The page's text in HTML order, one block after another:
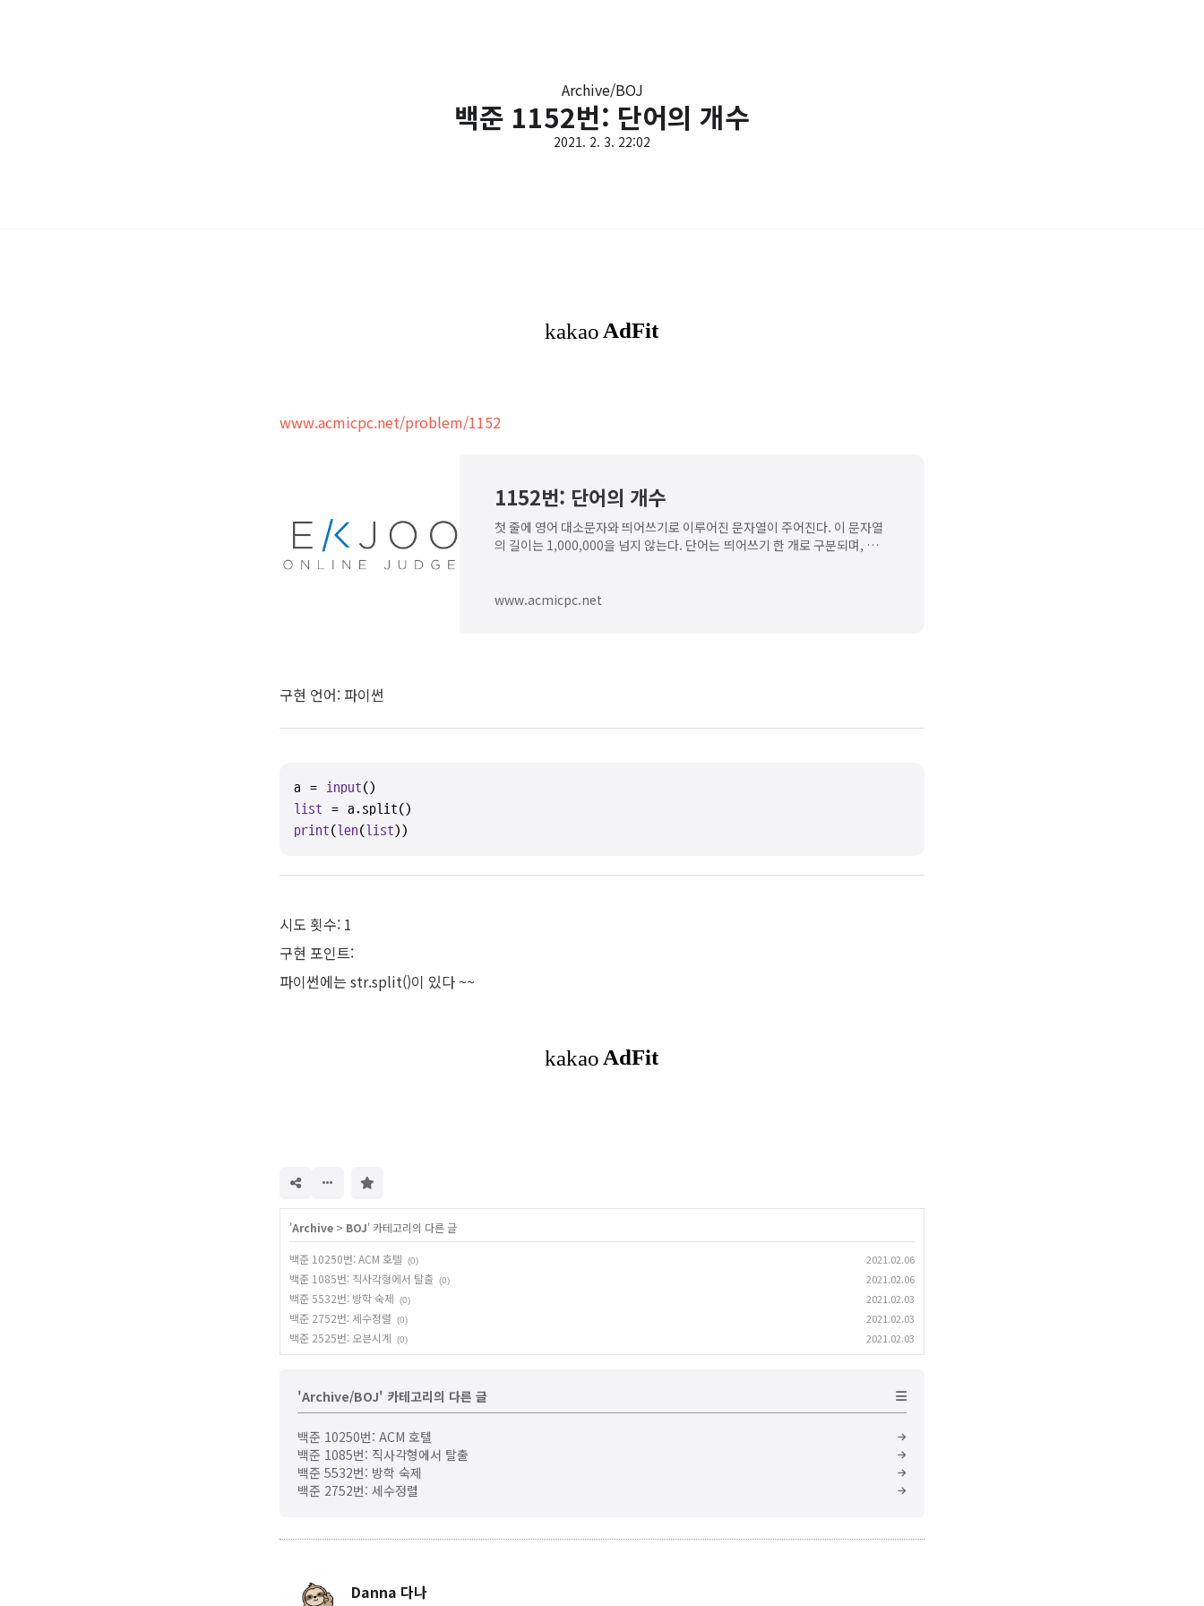
Archive/BOJ
백준 1152번: 단어의 개수
2021. 2. 3. 22:02
www.acmicpc.net/problem/1152
1152번: 단어의 개수
첫 줄에 영어 대소문자와 띄어쓰기로 이루어진 문자열이 주어진다. 이 문자열
의 길이는 1,000,000을 넘지 않는다. 단어는 띄어쓰기 한 개로 구분되며, 공
www.acmicpc.net
구현 언어: 파이썬
a = input
list
print(len(list))
시도 횟수: 1
구현 포인트:
파이썬에는 str.split()이 있다 ~~
'Archive > BOJ' 카테고리의 다른 글
백준 10250번: ACM 호텔 (0) 2021.02.06
백준 1085번: 직사각형에서 탈출 (0) 2021.02.06
백준 5532번: 방학 숙제 (0) 2021.02.03
백준 2752번: 세수정렬 (0) 2021.02.03
백준 2525번: 오븐시계 (0) 2021.02.03
'Archive/BOJ' 카테고리의 다른 글
백준 10250번: ACM 호텔
백준 1085번: 직사각형에서 탈출
백준 5532번: 방학 숙제
백준 2752번: 세수정렬
Danna 다나